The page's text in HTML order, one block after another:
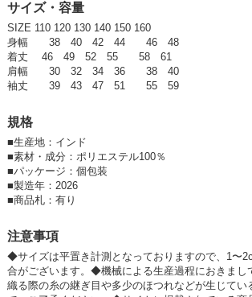
10-3 グリーンA 120㎝
参考上代
SD品番：11512428S92
10-3 グリーンA 130㎝
参考上代
10-3 グリーンA 140㎝
参考上代
サイズ・容量
SIZE 110 120 130 140 150 160
身幅 38 40 42 44 46 48
着丈 46 49 52 55 58 61
肩幅 30 32 34 36 38 40
袖丈 39 43 47 51 55 59
規格
■生産地：インド
■素材・成分：ポリエステル100％
■パッケージ：個包装
■製造年：2026
■商品札：有り
注意事項
◆サイズは平置き計測となっておりますので、1〜
合がございます。◆機械による生産過程におきまし
織る際の糸の継ぎ目や多少のほつれなどが生じてい